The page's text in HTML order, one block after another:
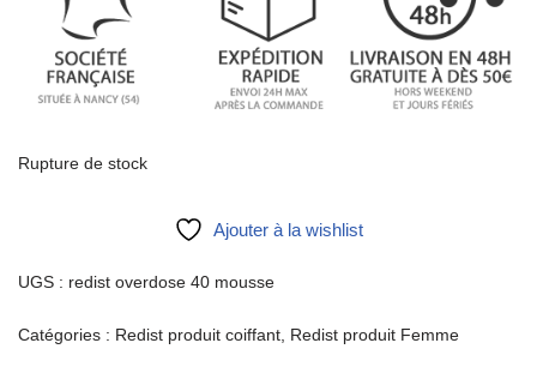
Rupture de stock
Ajouter à la wishlist
UGS : redist overdose 40 mousse
Catégories : Redist produit coiffant, Redist produit Femme